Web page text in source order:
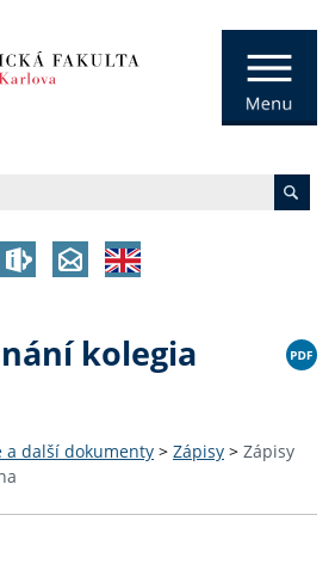
kolegia
a další dokumenty > Zápisy > Zápisy